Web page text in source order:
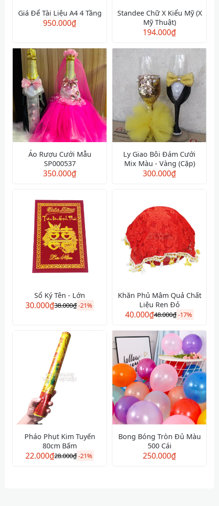
Giá Để Tài Liệu A4 4 Tầng
950.000₫
Standee Chữ X Kiểu Mỹ (X
Mỹ Thuật)
194.000₫
Áo Rượu Cưới Mẫu
SP000537
350.000₫
Ly Giao Bôi Đám Cưới
Mix Màu - Vàng (Cặp)
300.000₫
Sổ Ký Tên - Lớn
30.000₫38.000₫-21%
Khăn Phủ Mâm Quả Chất
Liệu Ren Đỏ
40.000₫48.000₫-17%
Pháo Phụt Kim Tuyến
80cm Bấm
22.000₫28.000₫-21%
Bong Bóng Tròn Đủ Màu
500 Cái
250.000₫